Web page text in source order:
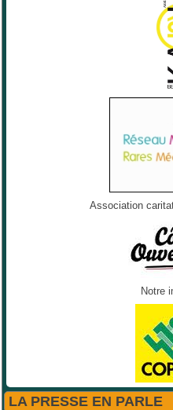
Association
Notre
LA PRESSE EN PARLE